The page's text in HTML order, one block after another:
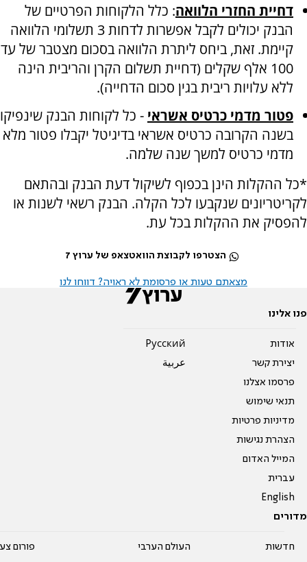
דחיית החזרי הלוואה: כלל הלקוחות הפרטיים של
הבנק יכולים לקבל אפשרות לדחות 3 תשלומי הלוואה
קיימת. זאת, ביחס ליתרת הלוואה בסכום מצטבר של עד
100 אלף שקלים (דחיית תשלום הקרן והריבית הינה
ללא עלויות ריבית בגין סכום הדחייה).
פטור מדמי כרטיס אשראי - כל לקוחות הבנק שינפיקו
בשנה הקרובה כרטיס אשראי בדיגיטל יקבלו פטור מלא
מדמי כרטיס למשך שנה שלמה.
*כל ההקלות הינן בכפוף לשיקול דעת הבנק ובהתאם
לקריטריונים שנקבעו לכל הקלה. הבנק רשאי לשנות או
להפסיק את ההקלות בכל עת.
הצטרפו לקבוצת הוואטצאפ של ערוץ 7
מצאתם טעות או פרסומת לא ראויה? דווחו לנו
פנו אלינו
אודות
יצירת קשר
פרסמו אצלנו
תנאי שימוש
מדיניות פרטיות
הצהרת נגישות
המייל האדום
עברית
English
Pусский
عربية
מדורים
חדשות
העולם הערבי
פורום